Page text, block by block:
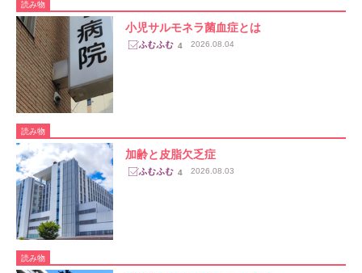
読み物
小児サルモネラ菌血症とは
4 2026.08.04
読み物
加齢と皮脂欠乏症
4 2026.08.03
読み物